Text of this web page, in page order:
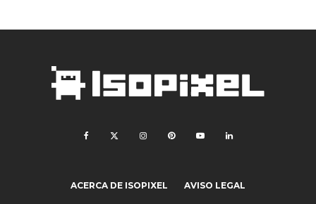
ACERCA DE ISOPIXEL AVISO LEGAL